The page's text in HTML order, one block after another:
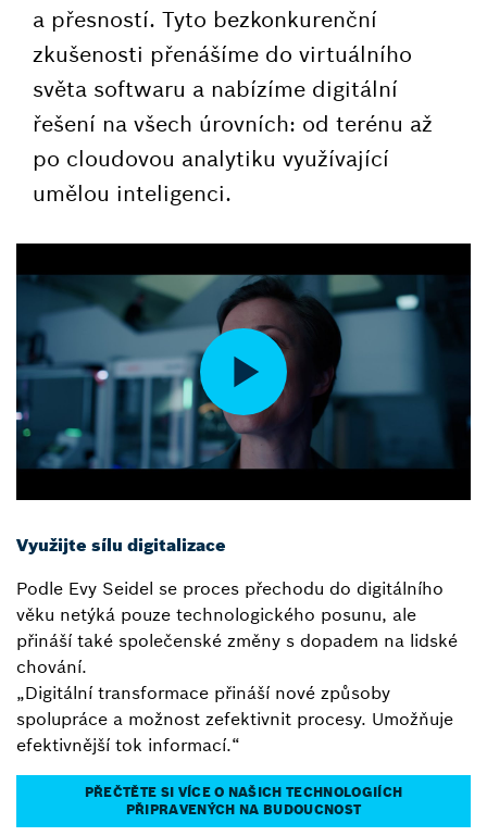
a přesností. Tyto bezkonkurenční
zkušenosti přenášíme do virtuálního
světa softwaru a nabízíme digitální
řešení na všech úrovních: od terénu až
po cloudovou analytiku využívající
umělou inteligenci.
Využijte sílu digitalizace
Podle Evy Seidel se proces přechodu do digitálního
věku netýká pouze technologického posunu, ale
přináší také společenské změny s dopadem na lidské
chování.
„Digitální transformace přináší nové způsoby
spolupráce a možnost zefektivnit procesy. Umožňuje
efektivnější tok informací.“
PŘEČTĚTE SI VÍCE O NAŠICH TECHNOLOGIÍCH
PŘIPRAVENÝCH NA BUDOUCNOST